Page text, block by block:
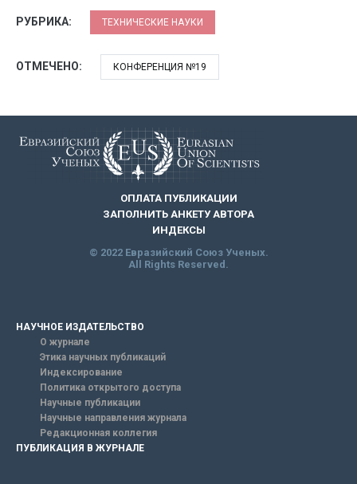
РУБРИКА: ТЕХНИЧЕСКИЕ НАУКИ
ОТМЕЧЕНО: КОНФЕРЕНЦИЯ №19
ОПЛАТА ПУБЛИКАЦИИ
ЗАПОЛНИТЬ АНКЕТУ АВТОРА
ИНДЕКСЫ
© 2022 Евразийский Союз Ученых.
All Rights Reserved.
НАУЧНОЕ ИЗДАТЕЛЬСТВО
О журнале
Этика научных публикаций
Индексирование
Политика открытого доступа
Научные публикации
Научные направления журнала
Редакционная коллегия
ПУБЛИКАЦИЯ В ЖУРНАЛЕ